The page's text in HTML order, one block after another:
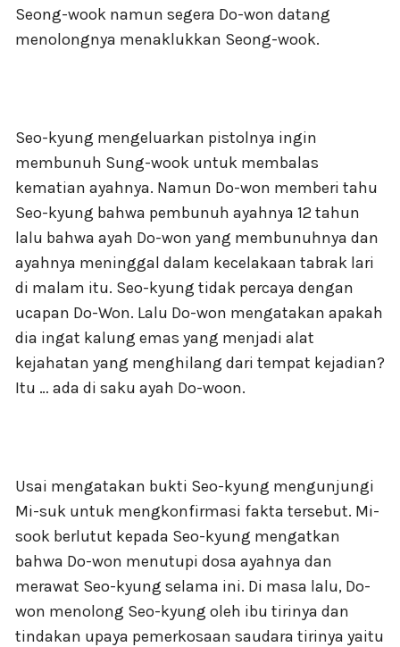
Seong-wook namun segera Do-won datang
menolongnya menaklukkan Seong-wook.
Seo-kyung mengeluarkan pistolnya ingin
membunuh Sung-wook untuk membalas
kematian ayahnya. Namun Do-won memberi tahu
Seo-kyung bahwa pembunuh ayahnya 12 tahun
lalu bahwa ayah Do-won yang membunuhnya dan
ayahnya meninggal dalam kecelakaan tabrak lari
di malam itu. Seo-kyung tidak percaya dengan
ucapan Do-Won. Lalu Do-won mengatakan apakah
dia ingat kalung emas yang menjadi alat
kejahatan yang menghilang dari tempat kejadian?
Itu … ada di saku ayah Do-woon.
Usai mengatakan bukti Seo-kyung mengunjungi
Mi-suk untuk mengkonfirmasi fakta tersebut. Mi-
sook berlutut kepada Seo-kyung mengatkan
bahwa Do-won menutupi dosa ayahnya dan
merawat Seo-kyung selama ini. Di masa lalu, Do-
won menolong Seo-kyung oleh ibu tirinya dan
tindakan upaya pemerkosaan saudara tirinya yaitu